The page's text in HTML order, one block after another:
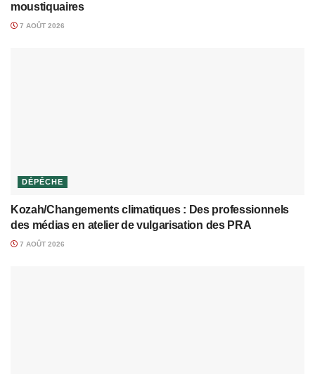
moustiquaires
7 AOÛT 2026
DÉPÊCHE
Kozah/Changements climatiques : Des professionnels
des médias en atelier de vulgarisation des PRA
7 AOÛT 2026